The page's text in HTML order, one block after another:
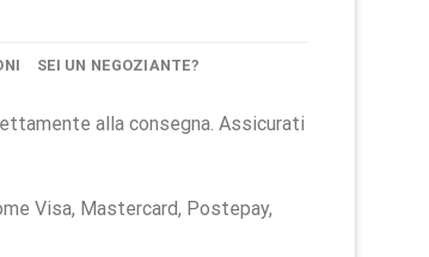
SEI UN NEGOZIANTE?
alla consegna. Assicurati
Visa, Mastercard, Postepay,